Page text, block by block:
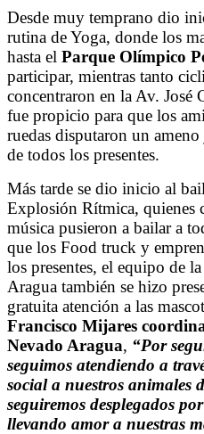
Desde muy temprano dio
rutina de Yoga, donde los
hasta el Parque Olímpico
participar, mientras tanto
concentraron en la Av. José
fue propicio para que los
ruedas disputaron un
de todos los presentes.
Más tarde se dio inicio al
Explosión Rítmica, quienes
música pusieron a bailar a
que los Food truck y
los presentes, el equipo de
Aragua también se hizo
gratuita atención a las
Francisco Mijares
Nevado Aragua, “Por
seguimos atendiendo a
social a nuestros animales
seguiremos desplegados
llevando amor a nuestras